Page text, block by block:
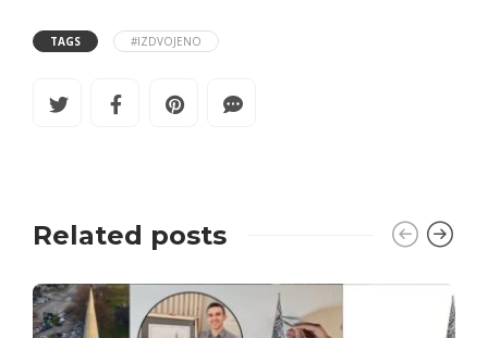
TAGS #IZDVOJENO
Related posts